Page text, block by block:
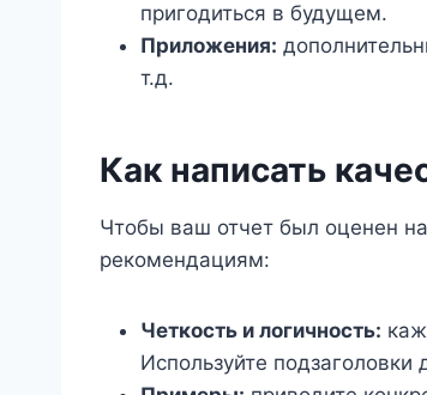
пригодиться в будущем.
Приложения:
т.д.
Как написать
Чтобы ваш отчет был оценен
рекомендациям:
Четкость и логичность:
Используйте подзаголовки